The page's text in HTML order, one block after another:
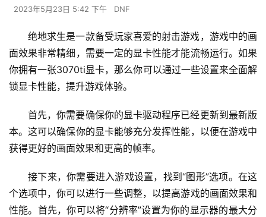
2023年5月23日 5:42 下午 DNF
绝地求生是一款备受玩家喜爱的射击游戏，游戏中的画
面效果非常精细，需要一定的显卡性能才能流畅运行。如果
你拥有一张3070ti显卡，那么你可以通过一些设置来全面解
锁显卡性能，提升游戏体验。
首先，你需要确保你的显卡驱动程序已经更新到最新版
本。这可以确保你的显卡能够充分发挥性能，以便在游戏中
获得更好的画面效果和更高的帧率。
接下来，你需要进入游戏设置，找到“图形”选项。在这
个选项中，你可以进行一些调整，以提高游戏的画面效果和
性能。首先，你可以将“分辨率”设置为你的显示器的最大分